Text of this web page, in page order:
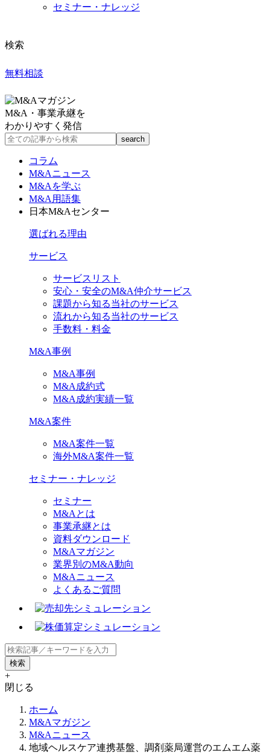
セミナー・ナレッジ
検索
無料相談
M&A・事業承継を
わかりやすく発信
コラム
M&Aニュース
M&Aを学ぶ
M&A用語集
日本M&Aセンター
選ばれる理由
サービス
サービスリスト
安心・安全のM&A仲介サービス
課題から知る当社のサービス
流れから知る当社のサービス
手数料・料金
M&A事例
M&A事例
M&A成約式
M&A成約実績一覧
M&A案件
M&A案件一覧
海外M&A案件一覧
セミナー・ナレッジ
セミナー
M&Aとは
事業承継とは
資料ダウンロード
M&Aマガジン
業界別のM&A動向
M&Aニュース
よくあるご質問
+
閉じる
ホーム
M&Aマガジン
M&Aニュース
地域ヘルスケア連携基盤、調剤薬局運営のエムエム薬